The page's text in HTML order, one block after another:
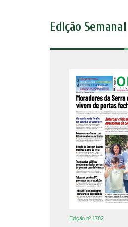
Edição Semanal
Edição nº 1782